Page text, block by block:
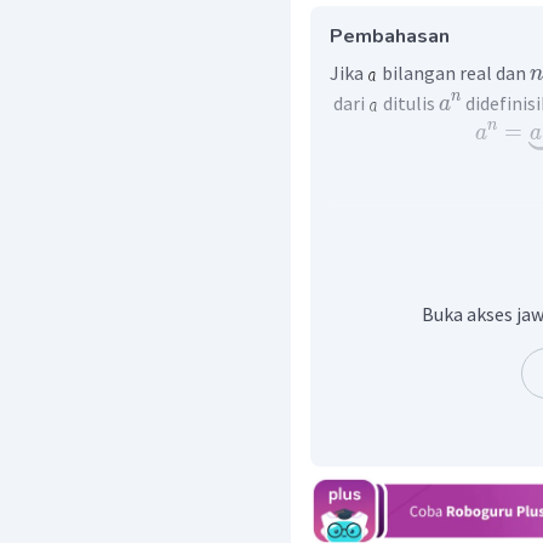
Pembahasan
Jika bilangan real dan n
dari ditulis an
an = a
Penyelesaian soal di
Dengan demikian,
7
Buka akses